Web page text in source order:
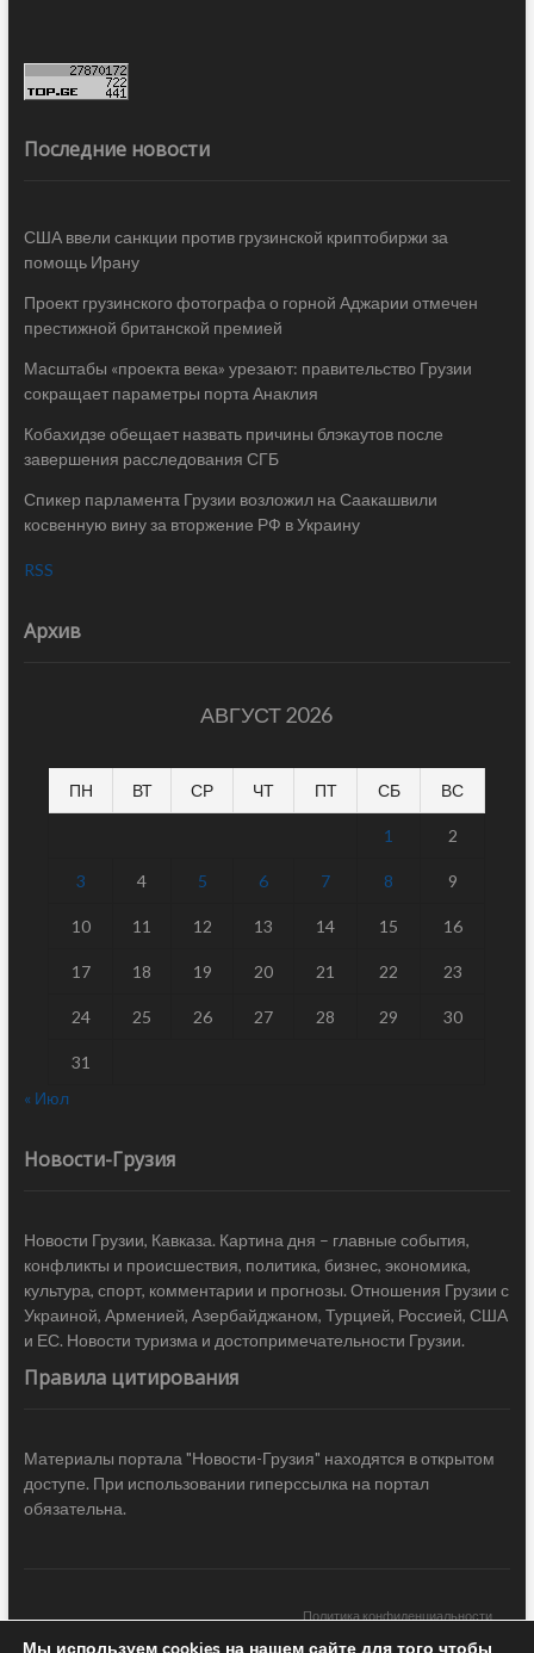
Последние новости
США ввели санкции против грузинской криптобиржи за
помощь Ирану
Проект грузинского фотографа о горной Аджарии отмечен
престижной британской премией
Масштабы «проекта века» урезают: правительство Грузии
сокращает параметры порта Анаклия
Кобахидзе обещает назвать причины блэкаутов после
завершения расследования СГБ
Спикер парламента Грузии возложил на Саакашвили
косвенную вину за вторжение РФ в Украину
RSS
Архив
АВГУСТ 2026
ПН ВТ СР ЧТ ПТ СБ ВС
1 2
3 4 5 6 7 8 9
10 11 12 13 14 15 16
17 18 19 20 21 22 23
24 25 26 27 28 29 30
31
« Июл
Новости-Грузия
Новости Грузии, Кавказа. Картина дня – главные события,
конфликты и происшествия, политика, бизнес, экономика,
культура, спорт, комментарии и прогнозы. Отношения Грузии с
Украиной, Арменией, Азербайджаном, Турцией, Россией, США
и ЕС. Новости туризма и достопримечательности Грузии.
Правила цитирования
Материалы портала "Новости-Грузия" находятся в открытом
доступе. При использовании гиперссылка на портал
обязательна.
Политика конфиденциальности